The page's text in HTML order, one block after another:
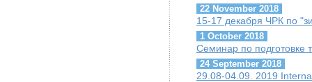
22 November 2018
15-17 декабря ЧРК по
1 October 2018
Семинар по подготовке
24 September 2018
29.08-04.09. 2019